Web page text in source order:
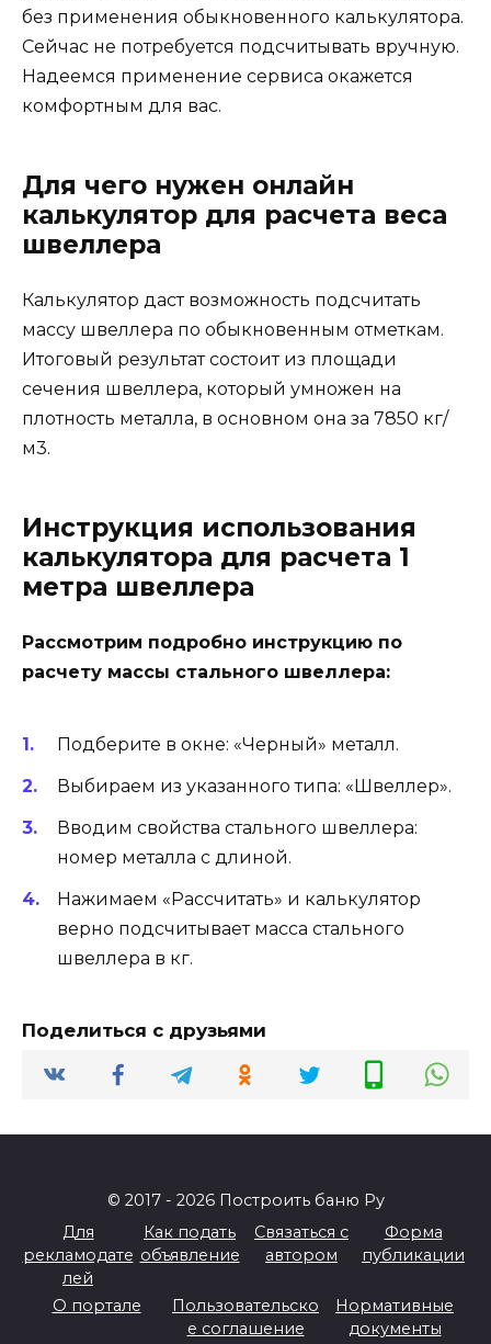
без применения обыкновенного калькулятора.
Сейчас не потребуется подсчитывать вручную.
Надеемся применение сервиса окажется
комфортным для вас.
Для чего нужен онлайн
калькулятор для расчета веса
швеллера
Калькулятор даст возможность подсчитать
массу швеллера по обыкновенным отметкам.
Итоговый результат состоит из площади
сечения швеллера, который умножен на
плотность металла, в основном она за 7850 кг/
м3.
Инструкция использования
калькулятора для расчета 1
метра швеллера
Рассмотрим подробно инструкцию по
расчету массы стального швеллера:
Подберите в окне: «Черный» металл.
Выбираем из указанного типа: «Швеллер».
Вводим свойства стального швеллера:
номер металла с длиной.
Нажимаем «Рассчитать» и калькулятор
верно подсчитывает масса стального
швеллера в кг.
Поделиться с друзьями
© 2017 - 2026 Построить баню Ру
Для
рекламодате
лей
Как подать
объявление
Связаться с
автором
Форма
публикации
О портале
Пользовательско
е соглашение
Нормативные
документы